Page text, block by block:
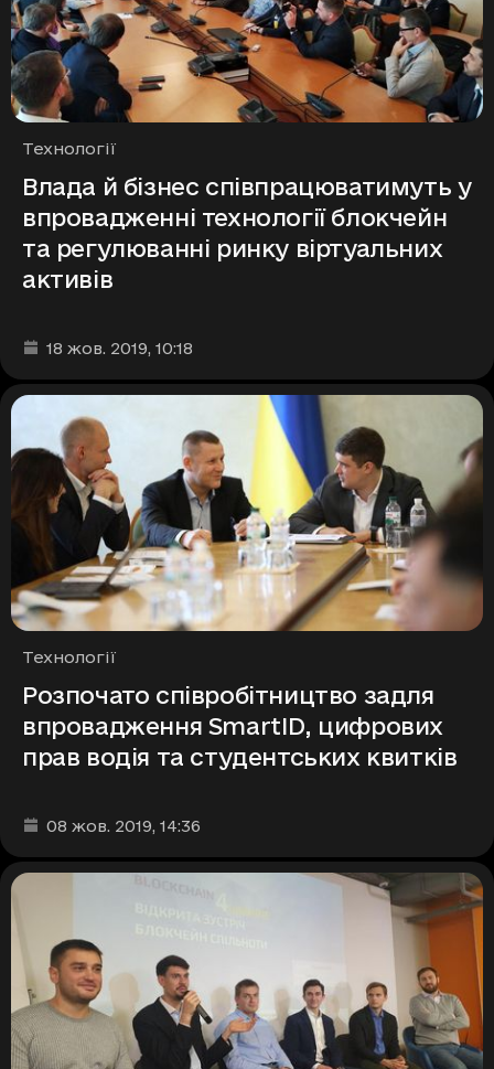
Рубрики
Технології
Влада й бізнес співпрацюватимуть у
впровадженні технології блокчейн
та регулюванні ринку віртуальних
активів
Дата та час публікації
18 жов. 2019, 10:18
Рубрики
Технології
Розпочато співробітництво задля
впровадження SmartID, цифрових
прав водія та студентських квитків
Дата та час публікації
08 жов. 2019, 14:36